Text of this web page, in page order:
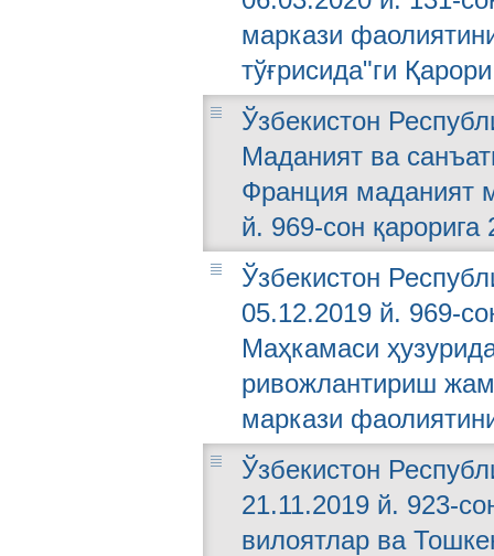
маркази
тўғрисида"ги Қaрори
Ўзбекистон
Маданият ва
Франция маданият
й. 969-сон қарорига
Ўзбекистон
05.12.2019 й. 969-
Маҳкамаси
ривожлантириш
маркази
Ўзбекистон
21.11.2019 й. 923-
вилоятлар ва